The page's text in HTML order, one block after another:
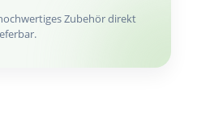
Zubehör direkt